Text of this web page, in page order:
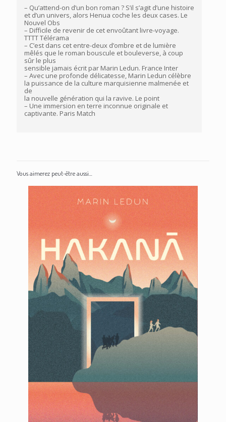
– Qu’attend-on d’un bon roman ? S’il s’agit d’une histoire
et d’un univers, alors Henua coche les deux cases. Le
Nouvel Obs
– Difficile de revenir de cet envoûtant livre-voyage.
TTTT Télérama
– C’est dans cet entre-deux d’ombre et de lumière
mêlés que le roman bouscule et bouleverse, à coup
sûr le plus
sensible jamais écrit par Marin Ledun. France Inter
– Avec une profonde délicatesse, Marin Ledun célèbre
la puissance de la culture marquisienne malmenée et
de
la nouvelle génération qui la ravive. Le point
– Une immersion en terre inconnue originale et
captivante. Paris Match
Vous aimerez peut-être aussi…